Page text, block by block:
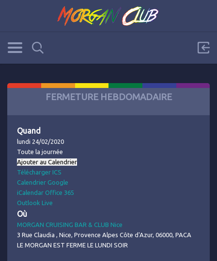
FERMETURE HEBDOMADAIRE
Quand
lundi 24/02/2020
Toute la journée
Ajouter au Calendrier
Télécharger ICS
Calendrier Google
iCalendar Office 365
Outlook Live
Où
MORGAN CRUISING BAR & CLUB Nice
3 Rue Claudia , Nice, Provence Alpes Côte d'Azur, 06000, PACA
LE MORGAN EST FERME LE LUNDI SOIR